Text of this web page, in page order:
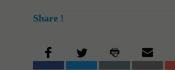
Share !